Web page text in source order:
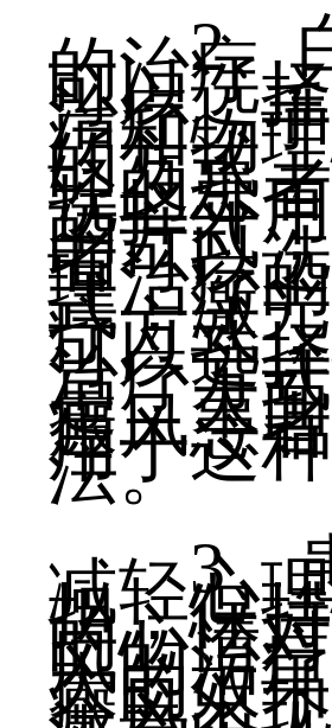
2、白
的治疗
可以选
治疗、
疗和物
的方式
轻的患
选择外
的方式
者可以
理治疗
式，激
疗方式
可以选
治疗方
是，大
癜风患
用于这
法。
3、患
减轻心
担，保
的心情
风的治
大的效
癜风出